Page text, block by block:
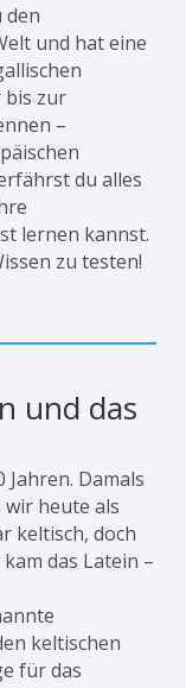
den
und hat eine
bis zur
–
du alles
lernen kannst.
zu testen!
und das
Damals
wir heute als
keltisch, doch
das Latein –
keltischen
für das